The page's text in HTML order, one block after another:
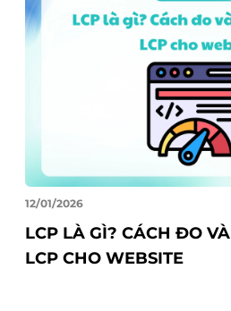
12/01/2026
LCP LÀ GÌ? CÁCH ĐO
LCP CHO WEBSITE